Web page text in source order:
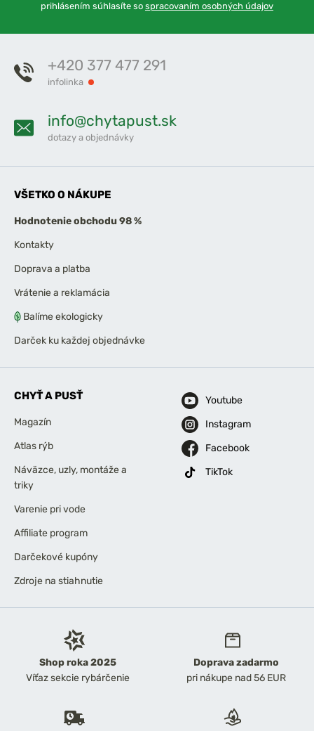
prihlásením súhlasíte so spracovaním osobných údajov
Shop roka 2025
Víťaz sekcie rybárčenie
Doprava zadarmo
pri nákupe nad 56 EUR
+420 377 477 291
infolinka
info@chytapust.sk
dotazy a objednávky
VŠETKO O NÁKUPE
Hodnotenie obchodu 98 %
Kontakty
Doprava a platba
Vrátenie a reklamácia
Balíme ekologicky
Darček ku každej objednávke
CHYŤ A PUSŤ
Magazín
Atlas rýb
Náväzce, uzly, montáže a
triky
Varenie pri vode
Affiliate program
Darčekové kupóny
Zdroje na stiahnutie
Youtube
Instagram
Facebook
TikTok